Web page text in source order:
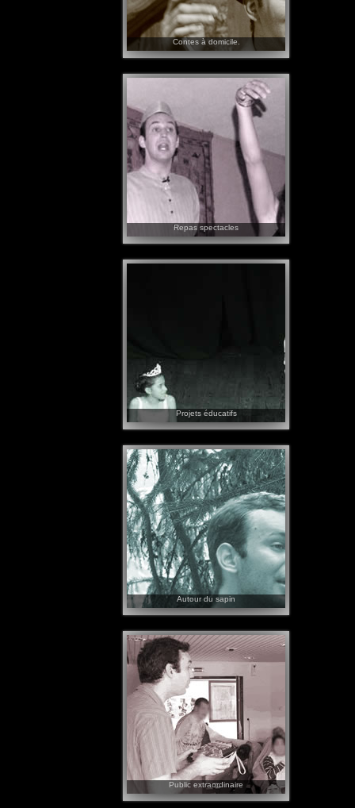
Contes à domicile.
Pour un anniversaire, une surprise, ou
partagé en famille ou entre amis.
Avec un répertoire qui s'adapte au public,
et à l'occasion, sous forme de veillée, en
après-midi, ou en ponctuation de repas...
Repas spectacles
Pour un mariage, une fête en privé ou
Un format spectacle avec des histoires
Projets éducatifs
Vous souhaitez qu'un thème spécifique
Vous avez un projet pédagogique,
éducatif, ou d'animation particulier.
Certains spectacles viennent de
commandes qui ont bien tourné, alors je
vous écoute!
Autour du sapin
Contes des veillées d'hiver...
fin octobre, un répertoire s'est formé sur
halloween, St Nicolas, Le Sapin, Noël, et
en bout de course des contes des 1001
nuits accompagnant la St Valentin!
Public extraordinaire
En Structure d'accueil spécialisée, ehpad...